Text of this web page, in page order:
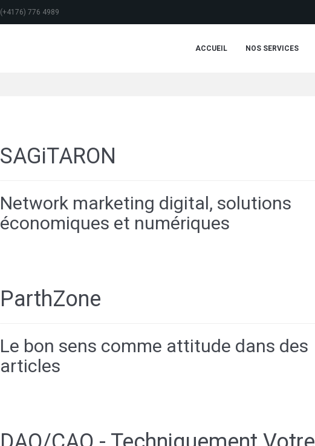
(+4176) 776 4989
ACCUEIL NOS SERVICES
SAGiTARON
Network marketing digital, solutions
économiques et numériques
ParthZone
Le bon sens comme attitude dans des
articles